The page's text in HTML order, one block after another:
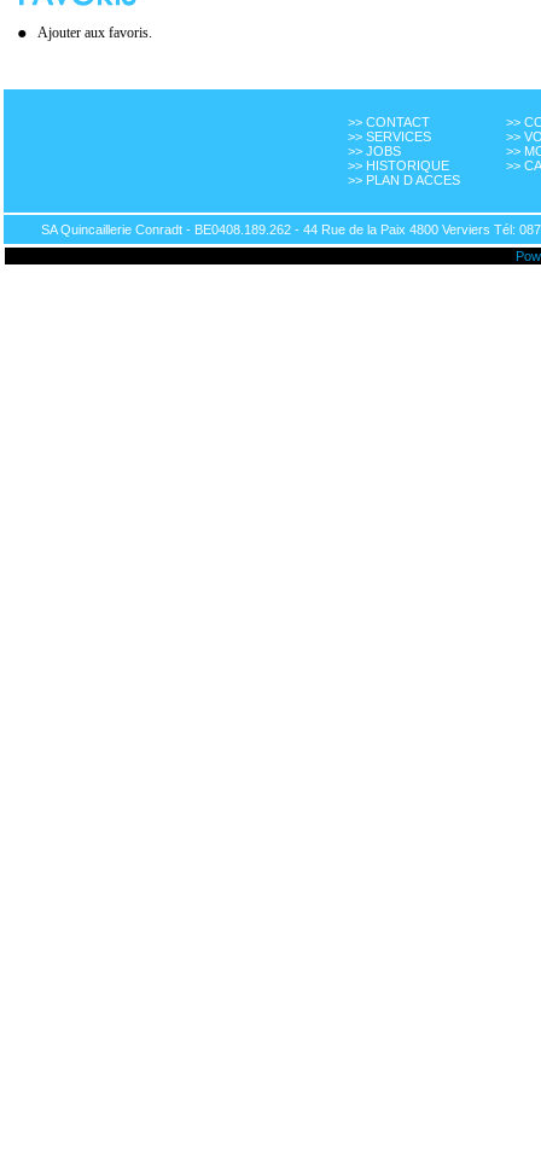
Ajouter aux favoris.
>> CONTACT
>> SERVICES
>> JOBS
>> HISTORIQUE
>> PLAN D ACCES
>>
>>
>>
>>
SA Quincaillerie Conradt - BE0408.189.262 - 44 Rue de la Paix 4800 Verviers Tél: